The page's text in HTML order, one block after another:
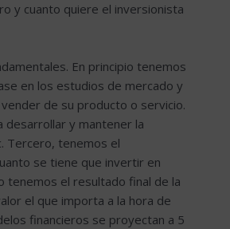
y cuanto quiere el inversionista
En principio tenemos
en los estudios de mercado y
de su producto o servicio.
y mantener la
Tercero, tenemos el
se tiene que invertir en
tenemos el resultado final de la
el que importa a la hora de
financieros se proyectan a 5